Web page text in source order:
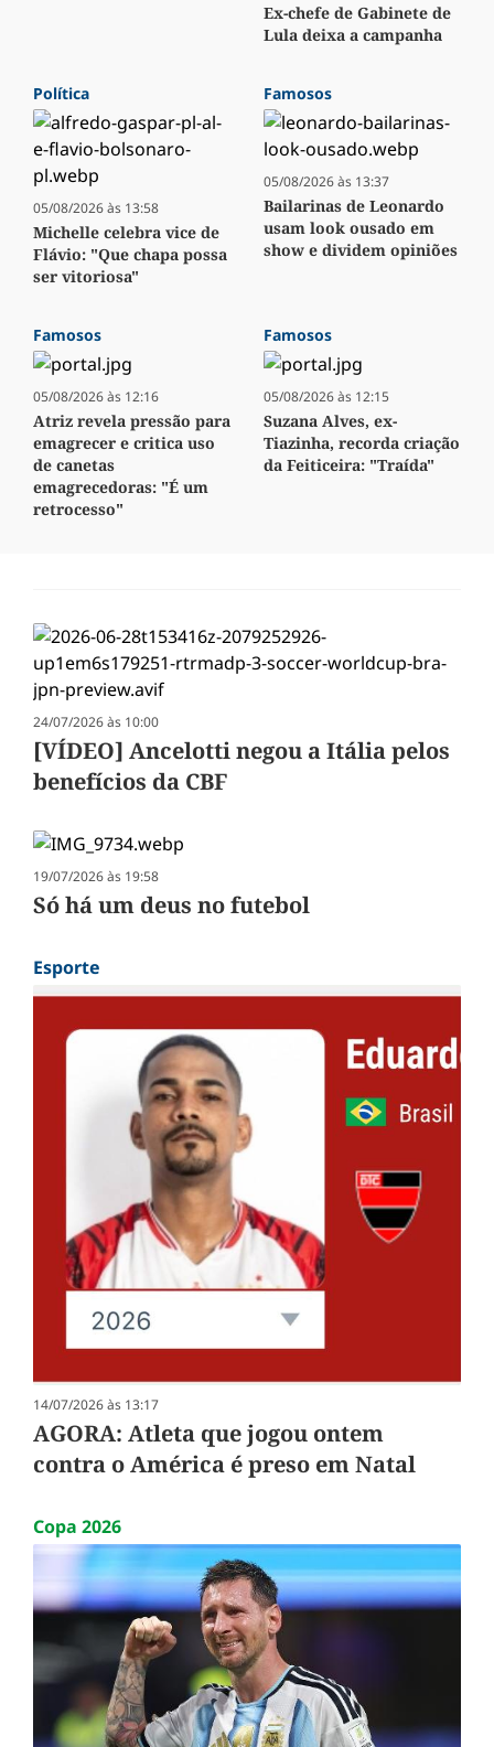
Ex-chefe de Gabinete de
Lula deixa a campanha
Política
05/08/2026 às 13:58
Michelle celebra vice de
Flávio: "Que chapa possa
ser vitoriosa"
Famosos
05/08/2026 às 13:37
Bailarinas de Leonardo
usam look ousado em
show e dividem opiniões
Famosos
05/08/2026 às 12:16
Atriz revela pressão para
emagrecer e critica uso
de canetas
emagrecedoras: "É um
retrocesso"
Famosos
05/08/2026 às 12:15
Suzana Alves, ex-
Tiazinha, recorda criação
da Feiticeira: "Traída"
24/07/2026 às 10:00
[VÍDEO] Ancelotti negou a Itália pelos
benefícios da CBF
19/07/2026 às 19:58
Só há um deus no futebol
Esporte
14/07/2026 às 13:17
AGORA: Atleta que jogou ontem
contra o América é preso em Natal
Copa 2026